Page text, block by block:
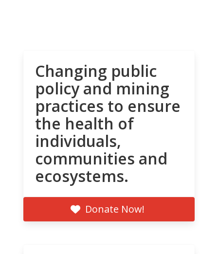
Changing public
policy and mining
practices to ensure
the health of
individuals,
communities and
ecosystems.
Donate Now!